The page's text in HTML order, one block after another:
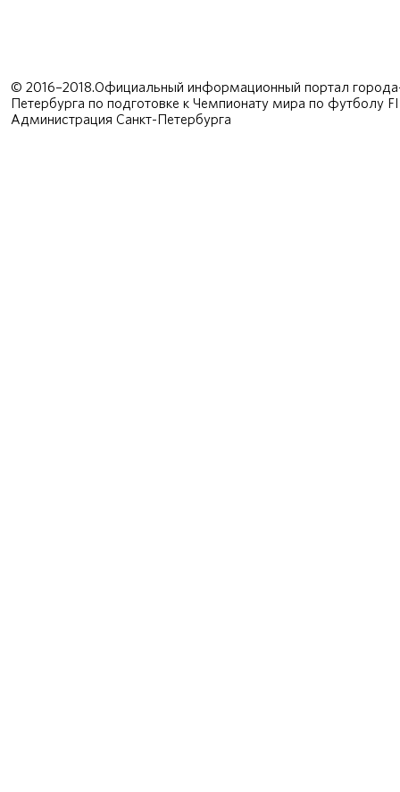
© 2016–2018.Официальный информационный портал
Петербурга по подготовке к Чемпионату мира по футболу
Администрация Санкт-Петербурга